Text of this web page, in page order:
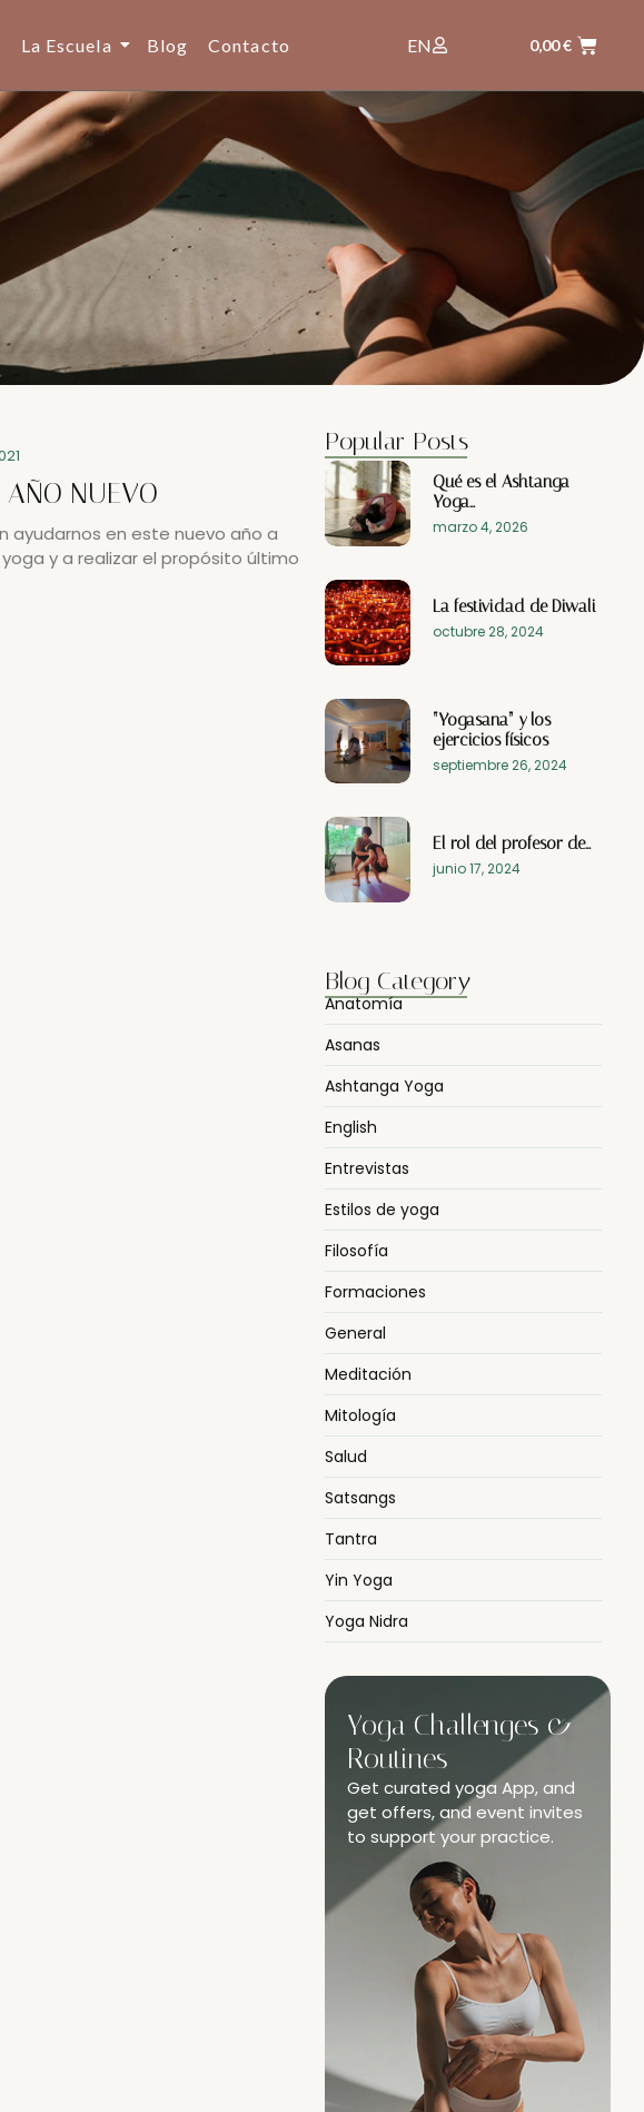
La Escuela Blog Contacto EN 0,00€
AÑO NUEVO
ayudarnos en este nuevo año a
y a realizar el propósito último
Popular Posts
Qué es el Ashtanga
Yoga…
marzo 4, 2026
La festividad de Diwali
octubre 28, 2024
“Yogasana” y los
ejercicios físicos
septiembre 26, 2024
El rol del profesor de…
junio 17, 2024
Blog Category
Anatomía
Asanas
Ashtanga Yoga
English
Entrevistas
Estilos de yoga
Filosofía
Formaciones
General
Meditación
Mitología
Salud
Satsangs
Tantra
Yin Yoga
Yoga Nidra
Yoga Challenges &
Routines
Get curated yoga App, and
get offers, and event invites
to support your practice.